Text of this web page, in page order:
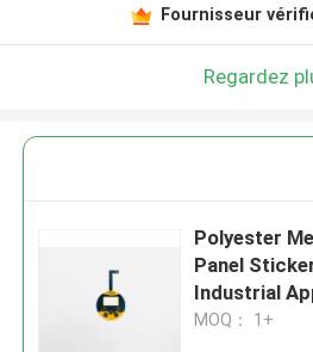
Fournisseur
Regardez
Polyester
Panel
Industrial
MOQ： 1+